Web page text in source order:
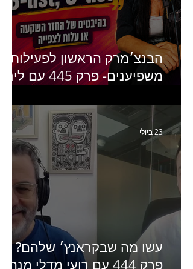
הבנצ׳מרק הראשון לפעילות
משפיענים- פרק 445 עם לינוי
Humanz ישראל
עשו מה שבקראנץ׳ שלהם?
פרק 444 עם רועי מדלי מנהל
23 ביולי